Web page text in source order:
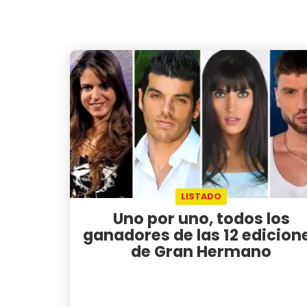
LISTADO
Uno por uno, todos los
ganadores de las 12
de Gran Hermano